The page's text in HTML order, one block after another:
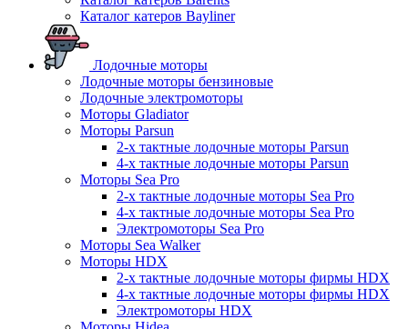
Каталог катеров Bayliner
Лодочные моторы
Лодочные моторы бензиновые
Лодочные электромоторы
Моторы Gladiator
Моторы Parsun
2-х тактные лодочные моторы Parsun
4-х тактные лодочные моторы Parsun
Моторы Sea Pro
2-х тактные лодочные моторы Sea Pro
4-х тактные лодочные моторы Sea Pro
Электромоторы Sea Pro
Моторы Sea Walker
Моторы HDX
2-х тактные лодочные моторы фирмы HDX
4-х тактные лодочные моторы фирмы HDX
Электромоторы HDX